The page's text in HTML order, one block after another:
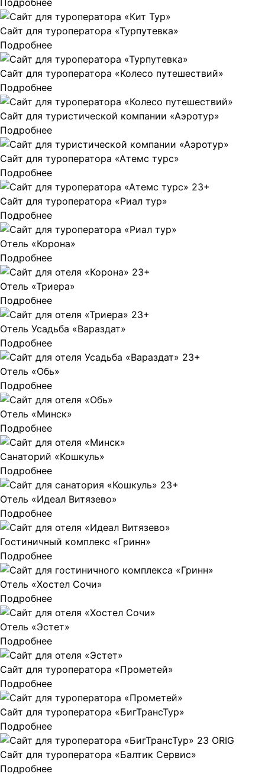
Подробнее
Сайт для туроператора «Турпутевка»
Подробнее
Сайт для туроператора «Колесо путешествий»
Подробнее
Сайт для туристической компании «Аэротур»
Подробнее
Сайт для туроператора «Атемс турс»
Подробнее
Сайт для туроператора «Риал тур»
Подробнее
Отель «Корона»
Подробнее
Отель «Триера»
Подробнее
Отель Усадьба «Вараздат»
Подробнее
Отель «Обь»
Подробнее
Отель «Минск»
Подробнее
Санаторий «Кошкуль»
Подробнее
Отель «Идеал Витязево»
Подробнее
Гостиничный комплекс «Гринн»
Подробнее
Отель «Хостел Сочи»
Подробнее
Отель «Эстет»
Подробнее
Сайт для туроператора «Прометей»
Подробнее
Сайт для туроператора «БигТрансТур»
Подробнее
Сайт для туроператора «Балтик Сервис»
Подробнее